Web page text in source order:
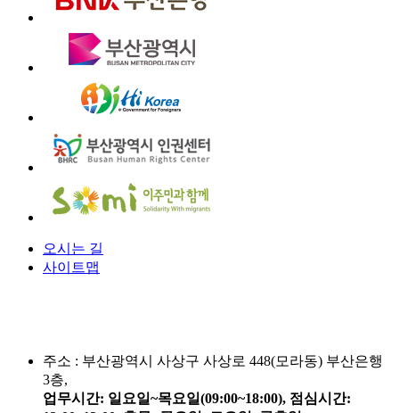
오시는 길
사이트맵
주소 : 부산광역시 사상구 사상로 448(모라동) 부산은행
3층,
업무시간: 일요일~목요일(09:00~18:00), 점심시간: